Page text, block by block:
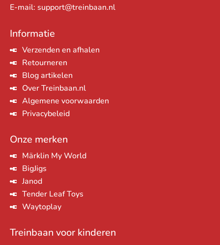
E-mail: support@treinbaan.nl
Informatie
Verzenden en afhalen
Retourneren
Blog artikelen
Over Treinbaan.nl
Algemene voorwaarden
Privacybeleid
Onze merken
Märklin My World
BigJigs
Janod
Tender Leaf Toys
Waytoplay
Treinbaan voor kinderen